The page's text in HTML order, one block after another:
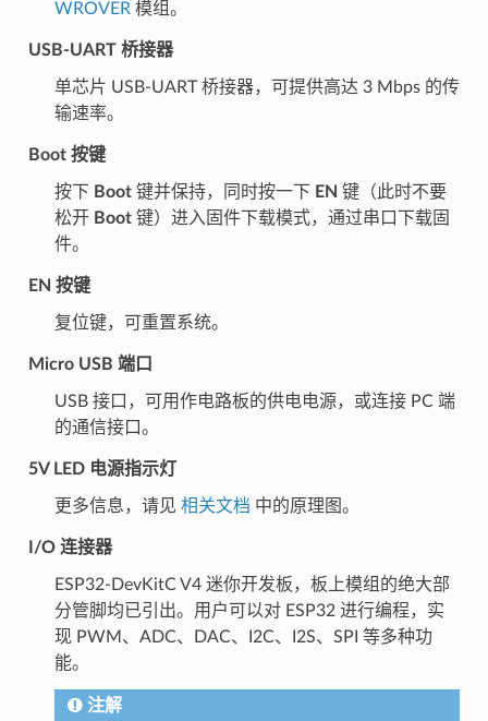
WROVER 模组。
USB-UART 桥接器
单芯片 USB-UART 桥接器，可提供高达 3 Mbps 的传
输速率。
Boot 按键
按下 Boot键并保持，同时按一下 EN 键（此时不要
松开 Boot键）进入固件下载模式，通过串口下载固
件。
EN 按键
复位键，可重置系统。
Micro USB 端口
USB 接口，可用作电路板的供电电源，或连接 PC 端
的通信接口。
5V LED 电源指示灯
更多信息，请见 相关文档 中的原理图。
I/O 连接器
ESP32-DevKitC V4 迷你开发板，板上模组的绝大部
分管脚均已引出。用户可以对 ESP32 进行编程，实
现 PWM、ADC、DAC、I2C、I2S、SPI 等多种功
能。
注解